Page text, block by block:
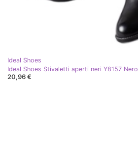
Ideal Shoes
Ideal Shoes Stivaletti aperti neri Y8157 Nero
20,96 €